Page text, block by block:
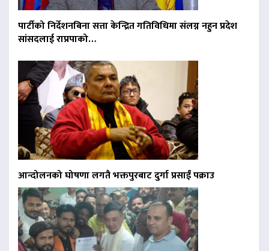
पार्टीको निर्देशनबिना सत्ता केन्द्रित गतिविधिमा संलग्न नहुन प्रदेश
सांसदलाई राप्रपाको…
आन्दोलनको घोषणा लगतै भक्तपुरबाट दुर्गा प्रसाईं पक्राउ